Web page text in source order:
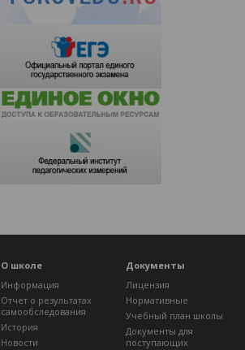
О школе
Информация
Отчет о результатах
самообследования
История
Новости
Документы
Лицензия
Нормативные
Учебный план школы
Документы для
поступающих